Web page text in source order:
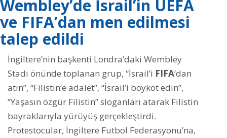
Wembley’de İsrail’in UEFA
ve FIFA’dan men edilmesi
talep edildi
İngiltere’nin başkenti Londra’daki Wembley
Stadı önünde toplanan grup, “İsrail’i FIFA‘dan
atın”, “Filistin’e adalet”, “İsrail’i boykot edin”,
“Yaşasın özgür Filistin” sloganları atarak Filistin
bayraklarıyla yürüyüş gerçekleştirdi.
Protestocular, İngiltere Futbol Federasyonu’na,